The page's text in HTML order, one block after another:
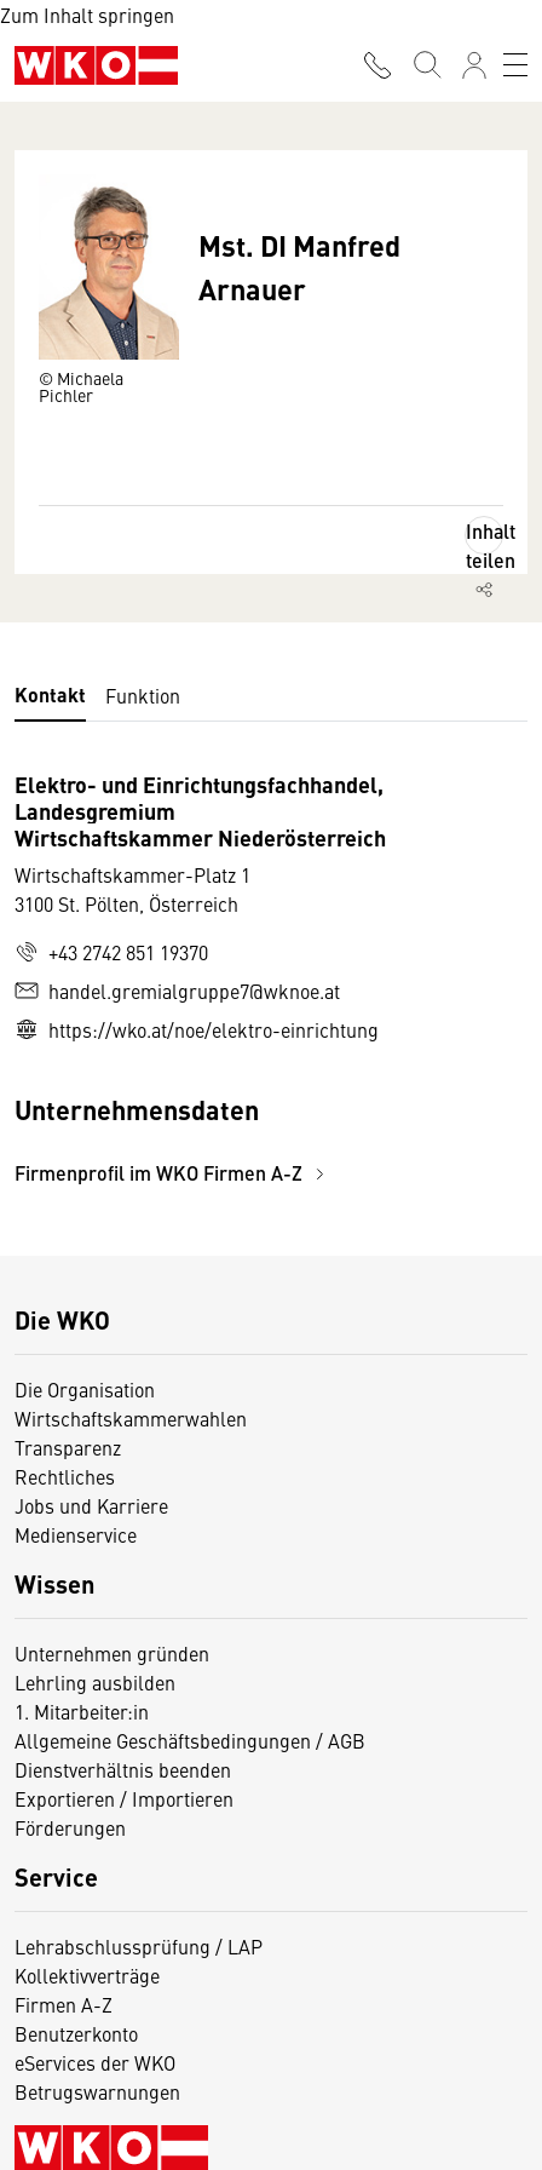
Zum Inhalt springen
© Michaela
Pichler
Mst. DI Manfred
Arnauer
Inhalt
teilen
Kontakt Funktion
Elektro- und Einrichtungsfachhandel,
Landesgremium
Wirtschaftskammer Niederösterreich
Wirtschaftskammer-Platz 1
3100 St. Pölten, Österreich
+43 2742 851 19370
handel.gremialgruppe7@wknoe.at
https://wko.at/noe/elektro-einrichtung
Unternehmensdaten
Firmenprofil im WKO Firmen A-Z
Die WKO
Die Organisation
Wirtschaftskammerwahlen
Transparenz
Rechtliches
Jobs und Karriere
Medienservice
Wissen
Unternehmen gründen
Lehrling ausbilden
1. Mitarbeiter:in
Allgemeine Geschäftsbedingungen / AGB
Dienstverhältnis beenden
Exportieren / Importieren
Förderungen
Service
Lehrabschlussprüfung / LAP
Kollektivverträge
Firmen A-Z
Benutzerkonto
eServices der WKO
Betrugswarnungen